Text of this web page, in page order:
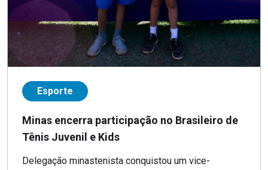
Esporte
Minas encerra participação no Brasileiro de
Tênis Juvenil e Kids
Delegação minastenista conquistou um vice-